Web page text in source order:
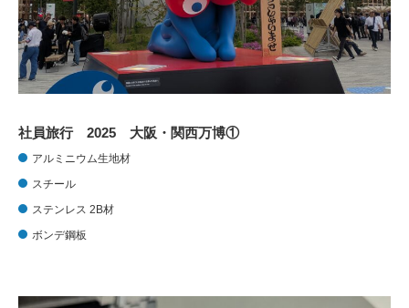
社員旅行 2025 大阪・関西万博①
アルミニウム生地材
スチール
ステンレス 2B材
ボンデ鋼板